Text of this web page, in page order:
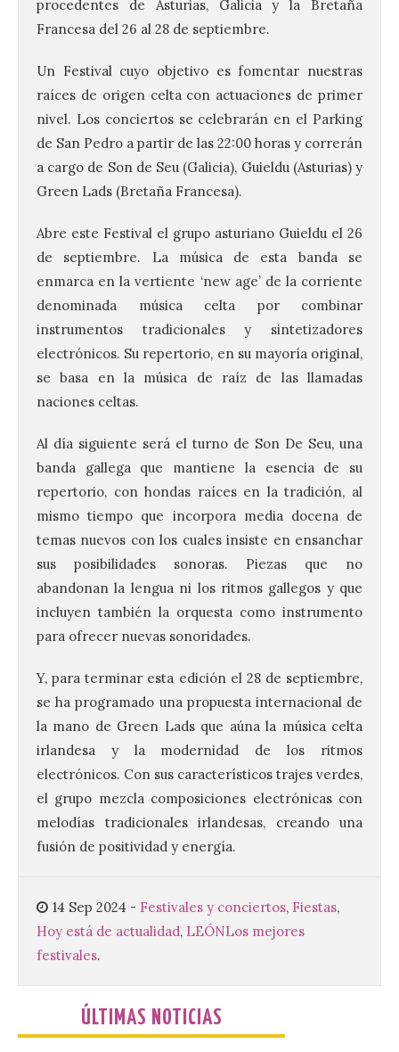
procedentes de Asturias, Galicia y la Bretaña
Francesa del 26 al 28 de septiembre.
Un Festival cuyo objetivo es fomentar nuestras
raíces de origen celta con actuaciones de primer
nivel. Los conciertos se celebrarán en el Parking
de San Pedro a partir de las 22:00 horas y correrán
a cargo de Son de Seu (Galicia), Guieldu (Asturias) y
Green Lads (Bretaña Francesa).
Abre este Festival el grupo asturiano Guieldu el 26
de septiembre. La música de esta banda se
enmarca en la vertiente ‘new age’ de la corriente
denominada música celta por combinar
instrumentos tradicionales y sintetizadores
electrónicos. Su repertorio, en su mayoría original,
se basa en la música de raíz de las llamadas
naciones celtas.
Al día siguiente será el turno de Son De Seu, una
banda gallega que mantiene la esencia de su
repertorio, con hondas raíces en la tradición, al
mismo tiempo que incorpora media docena de
temas nuevos con los cuales insiste en ensanchar
sus posibilidades sonoras. Piezas que no
abandonan la lengua ni los ritmos gallegos y que
incluyen también la orquesta como instrumento
para ofrecer nuevas sonoridades.
Y, para terminar esta edición el 28 de septiembre,
se ha programado una propuesta internacional de
la mano de Green Lads que aúna la música celta
irlandesa y la modernidad de los ritmos
electrónicos. Con sus característicos trajes verdes,
el grupo mezcla composiciones electrónicas con
melodías tradicionales irlandesas, creando una
fusión de positividad y energía.
14 Sep 2024 - Festivales y conciertos, Fiestas,
Hoy está de actualidad, LEÓNLos mejores
festivales.
ÚLTIMAS NOTICIAS
de Dulces del Convento a
Gradefes
7 Ago 2026
Tendrá lugar el 9 de
agosto en los aledaños del
monasterio cisterciense
de Santa María la Real de
Gradefes. Una cita
imprescindible para disfrutar de los
Ayuntamiento de Gradefes, intentando
La decimoctava fotografía
de León de…viaje nos llega
desde la sede del